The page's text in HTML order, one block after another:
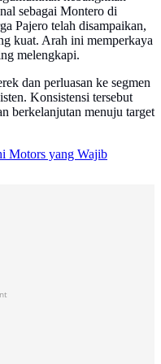
sebagai Montero di
Pajero telah disampaikan,
kuat. Arah ini memperkaya
melengkapi.
dan perluasan ke segmen
Konsistensi tersebut
berkelanjutan menuju target
Motors yang Wajib